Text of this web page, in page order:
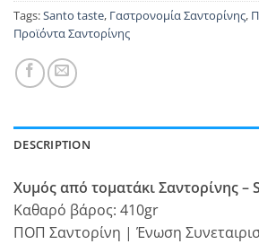
Tags:Santo taste, Γαστρονομία Σαντορίνης,
Προϊόντα Σαντορίνης
DESCRIPTION
Χυμός από τοματάκι Σαντορίνης –
Καθαρό βάρος: 410gr
ΠΟΠ Σαντορίνη | Ένωση